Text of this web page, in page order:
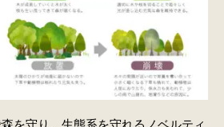
を守り、生態系を守れるノベルティ